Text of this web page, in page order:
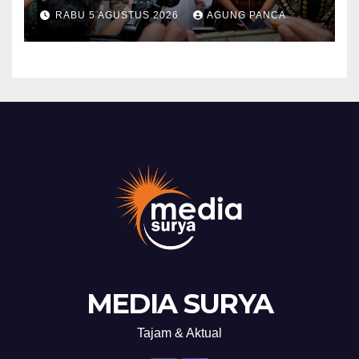
Dukungan Kepala Daerah
Wujudkan Transformasi
Layanan Pertanahan
RABU 5 AGUSTUS 2026 AGUNG PANCA
MEDIA SURYA
Tajam & Aktual